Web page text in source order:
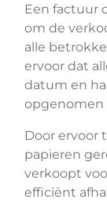
Een factuur
om de
alle
ervoor dat
datum en
opgenomen
Door ervoor
papieren
verkoopt
efficiënt